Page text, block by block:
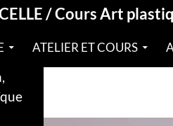
/ Cours Art
ATELIER ET COURS